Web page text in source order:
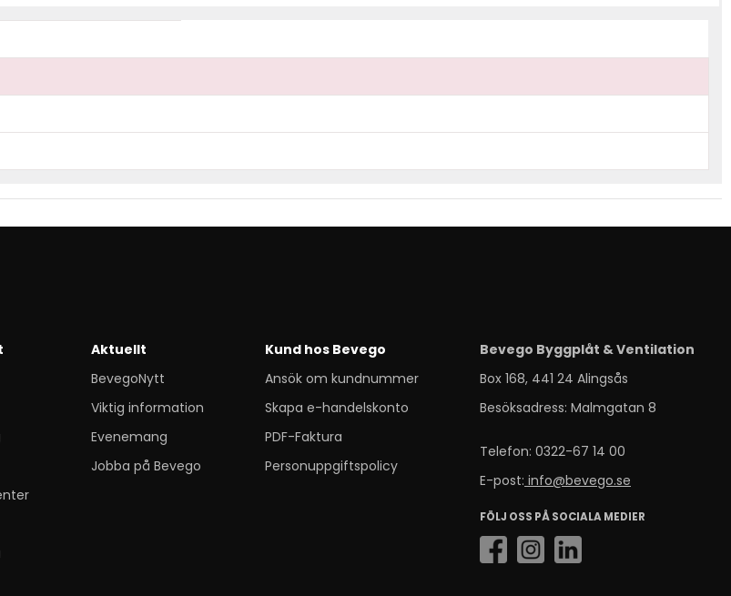
Aktuellt
BevegoNytt
Viktig information
Evenemang
Jobba på Bevego
Kund hos Bevego
Ansök om kundnummer
Skapa e-handelskonto
PDF-Faktura
Personuppgiftspolicy
Bevego Byggplåt & Ventilation
Box 168, 441 24 Alingsås
Besöksadress: Malmgatan 8
Telefon: 0322-67 14 00
E-post: info@bevego.se
FÖLJ OSS PÅ SOCIALA MEDIER